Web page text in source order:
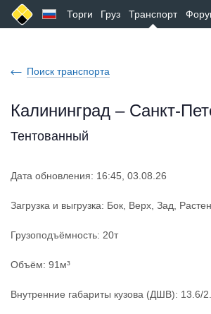
Торги Груз Транспорт
Поиск транспорта
Калининград – Санкт-
Тентованный
Дата обновления: 16:45, 03.08.26
Загрузка и выгрузка: Бок, Верх, Зад,
Грузоподъёмность: 20т
Объём: 91м³
Внутренние габариты кузова (ДШВ): 13.6/